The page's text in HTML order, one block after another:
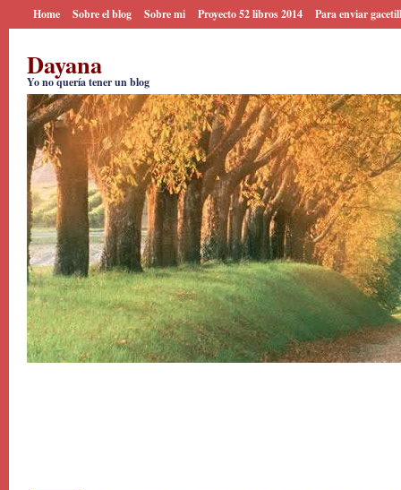
Home Sobre el blog Sobre mi Proyecto 52 libros 2014 Para enviar
Dayana
Yo no quería tener un blog